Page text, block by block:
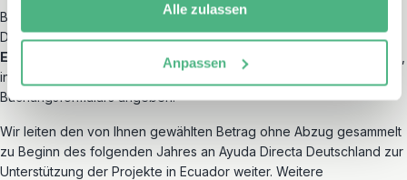
Alle zulassen
Anpassen
Bei Ihrer Buchung können Sie selbst entscheiden, ob Sie Ayuda
Directa unterstützen möchten. Als Spendenbetrag sind zunächst
Euro pro Buchung
vorgesehen. Sie können diesen Betrag ändern,
indem Sie die gewünschte Spendenhöhe im Kommentarfeld des
Buchungsformulars angeben.
Wir leiten den von Ihnen gewählten Betrag ohne Abzug gesammelt
zu Beginn des folgenden Jahres an Ayuda Directa Deutschland zur
Unterstützung der Projekte in Ecuador weiter. Weitere